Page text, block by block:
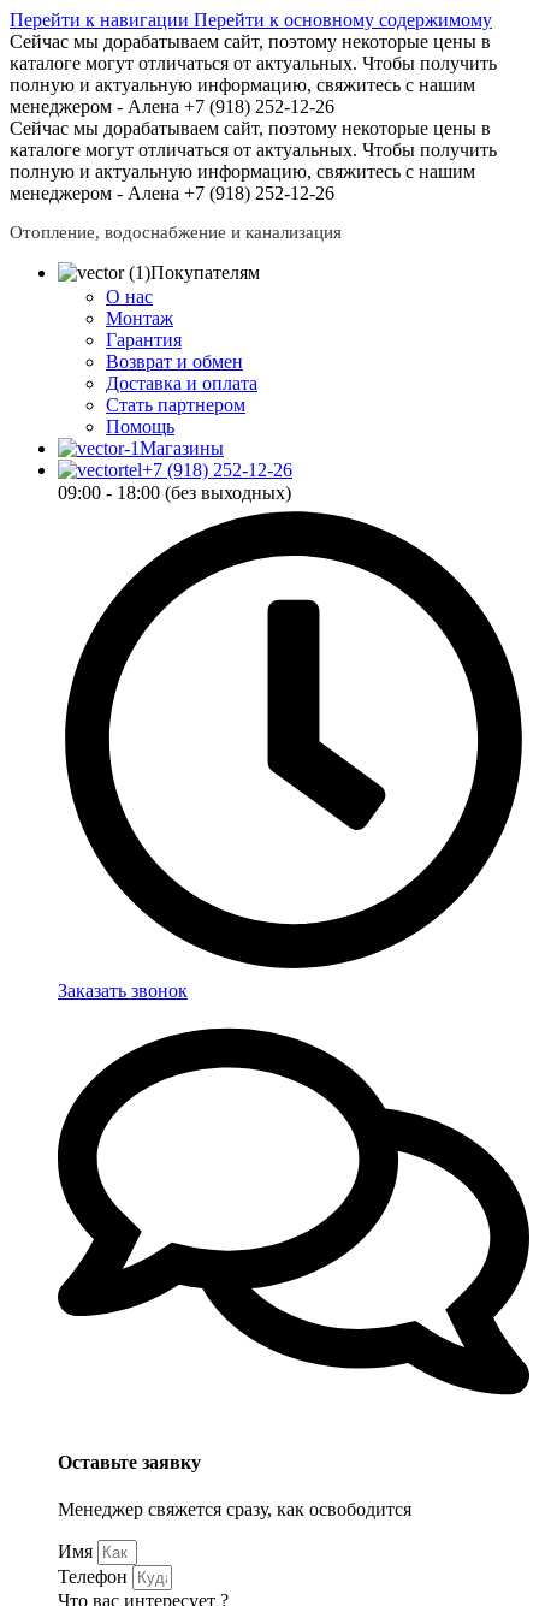
Перейти к навигации Перейти к основному содержимому
Сейчас мы дорабатываем сайт, поэтому некоторые цены в
каталоге могут отличаться от актуальных. Чтобы получить
полную и актуальную информацию, свяжитесь с нашим
менеджером - Алена +7 (918) 252-12-26
Сейчас мы дорабатываем сайт, поэтому некоторые цены в
каталоге могут отличаться от актуальных. Чтобы получить
полную и актуальную информацию, свяжитесь с нашим
менеджером - Алена +7 (918) 252-12-26
Отопление, водоснабжение и канализация
Покупателям
О нас
Монтаж
Гарантия
Возврат и обмен
Доставка и оплата
Стать партнером
Помощь
Магазины
+7 (918) 252-12-26
09:00 - 18:00 (без выходных)
Заказать звонок
Оставьте заявку
Менеджер свяжется сразу, как освободится
Имя
Телефон
Что вас интересует ?